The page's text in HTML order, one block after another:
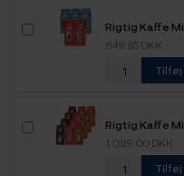
Rigtig Kaffe
649,95 DKK
Tilføj
Rigtig Kaffe
1.099,00 DKK
Tilføj